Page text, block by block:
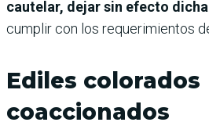
cautelar, dejar sin efecto
cumplir con los requerimientos
Ediles colorados
coaccionados